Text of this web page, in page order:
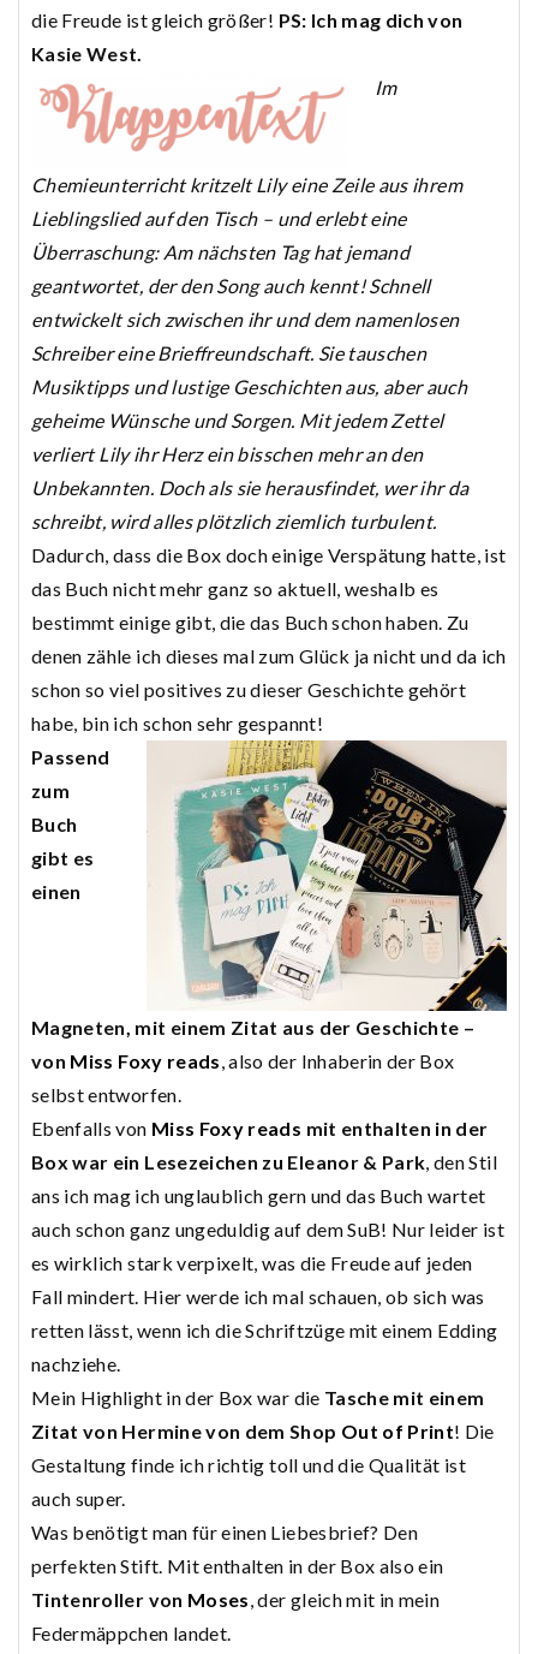
die Freude ist gleich größer! PS: Ich mag dich von
Kasie West.
Im
Chemieunterricht kritzelt Lily eine Zeile aus ihrem
Lieblingslied auf den Tisch – und erlebt eine
Überraschung: Am nächsten Tag hat jemand
geantwortet, der den Song auch kennt! Schnell
entwickelt sich zwischen ihr und dem namenlosen
Schreiber eine Brieffreundschaft. Sie tauschen
Musiktipps und lustige Geschichten aus, aber auch
geheime Wünsche und Sorgen. Mit jedem Zettel
verliert Lily ihr Herz ein bisschen mehr an den
Unbekannten. Doch als sie herausfindet, wer ihr da
schreibt, wird alles plötzlich ziemlich turbulent.
Dadurch, dass die Box doch einige Verspätung hatte, ist
das Buch nicht mehr ganz so aktuell, weshalb es
bestimmt einige gibt, die das Buch schon haben. Zu
denen zähle ich dieses mal zum Glück ja nicht und da ich
schon so viel positives zu dieser Geschichte gehört
habe, bin ich schon sehr gespannt!
Passend
zum
Buch
gibt es
einen
Magneten, mit einem Zitat aus der Geschichte –
von Miss Foxy reads, also der Inhaberin der Box
selbst entworfen.
Ebenfalls von Miss Foxy reads mit enthalten in der
Box war ein Lesezeichen zu Eleanor & Park, den Stil
ans ich mag ich unglaublich gern und das Buch wartet
auch schon ganz ungeduldig auf dem SuB! Nur leider ist
es wirklich stark verpixelt, was die Freude auf jeden
Fall mindert. Hier werde ich mal schauen, ob sich was
retten lässt, wenn ich die Schriftzüge mit einem Edding
nachziehe.
Mein Highlight in der Box war die Tasche mit einem
Zitat von Hermine von dem Shop Out of Print! Die
Gestaltung finde ich richtig toll und die Qualität ist
auch super.
Was benötigt man für einen Liebesbrief? Den
perfekten Stift. Mit enthalten in der Box also ein
Tintenroller von Moses, der gleich mit in mein
Federmäppchen landet.